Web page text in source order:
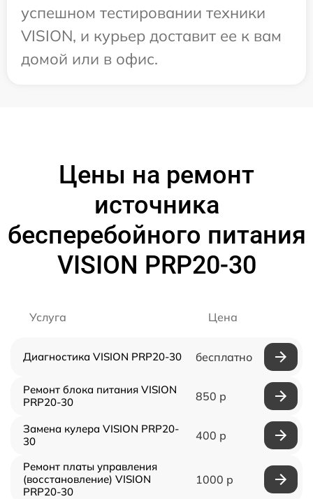
успешном тестировании техники
VISION, и курьер доставит ее к вам
домой или в офис.
Цены на ремонт
источника
бесперебойного питания
VISION PRP20-30
Услуга Цена
Диагностика VISION PRP20-30 бесплатно
Ремонт блока питания VISION
PRP20-30
850 р
Замена кулера VISION PRP20-
30
400 р
Ремонт платы управления
(восстановление) VISION
PRP20-30
1000 р